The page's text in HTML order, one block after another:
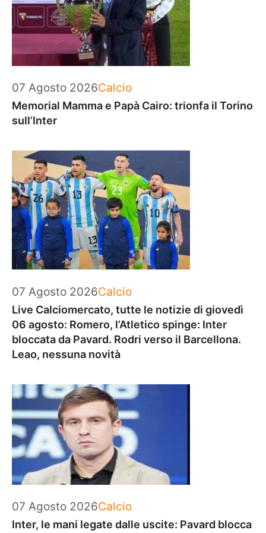
07 Agosto 2026Categorie
Calcio
Memorial Mamma e Papà Cairo: trionfa il Torino
sull’Inter
07 Agosto 2026Categorie
Calcio
Live Calciomercato, tutte le notizie di giovedì
06 agosto: Romero, l’Atletico spinge: Inter
bloccata da Pavard. Rodri verso il Barcellona.
Leao, nessuna novità
07 Agosto 2026Categorie
Calcio
Inter, le mani legate dalle uscite: Pavard blocca